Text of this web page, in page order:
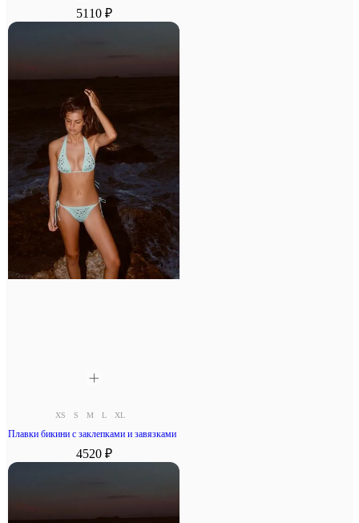
5110 ₽
XS S M L XL
Плавки бикини с заклепками и завязками
4520 ₽